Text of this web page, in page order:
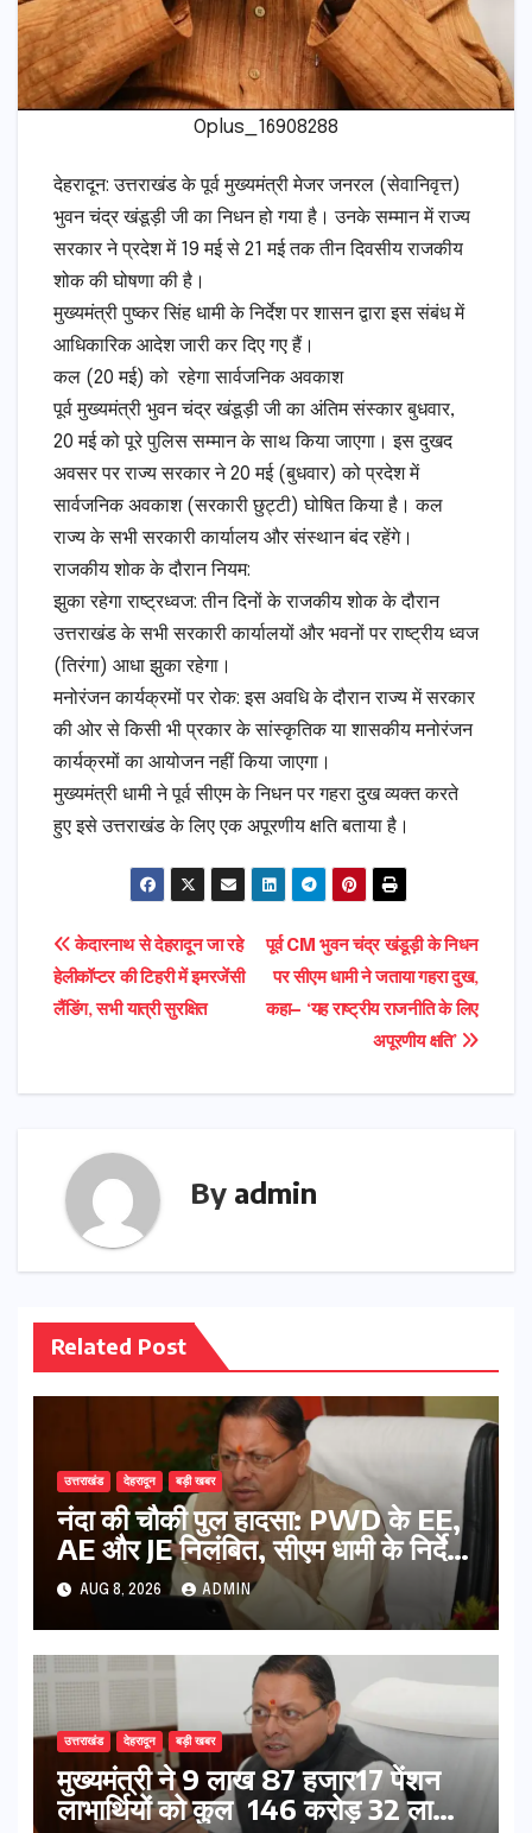
Oplus_16908288
देहरादून: उत्तराखंड के पूर्व मुख्यमंत्री मेजर जनरल (सेवानिवृत्त)
भुवन चंद्र खंडूड़ी जी का निधन हो गया है। उनके सम्मान में राज्य
सरकार ने प्रदेश में 19 मई से 21 मई तक तीन दिवसीय राजकीय
शोक की घोषणा की है।
​मुख्यमंत्री पुष्कर सिंह धामी के निर्देश पर शासन द्वारा इस संबंध में
आधिकारिक आदेश जारी कर दिए गए हैं।
​कल (20 मई) को रहेगा सार्वजनिक अवकाश
​पूर्व मुख्यमंत्री भुवन चंद्र खंडूड़ी जी का अंतिम संस्कार बुधवार,
20 मई को पूरे पुलिस सम्मान के साथ किया जाएगा। इस दुखद
अवसर पर राज्य सरकार ने 20 मई (बुधवार) को प्रदेश में
सार्वजनिक अवकाश (सरकारी छुट्टी) घोषित किया है। कल
राज्य के सभी सरकारी कार्यालय और संस्थान बंद रहेंगे।
​राजकीय शोक के दौरान नियम:
​झुका रहेगा राष्ट्रध्वज: तीन दिनों के राजकीय शोक के दौरान
उत्तराखंड के सभी सरकारी कार्यालयों और भवनों पर राष्ट्रीय ध्वज
(तिरंगा) आधा झुका रहेगा।
​मनोरंजन कार्यक्रमों पर रोक: इस अवधि के दौरान राज्य में सरकार
की ओर से किसी भी प्रकार के सांस्कृतिक या शासकीय मनोरंजन
कार्यक्रमों का आयोजन नहीं किया जाएगा।
​मुख्यमंत्री धामी ने पूर्व सीएम के निधन पर गहरा दुख व्यक्त करते
हुए इसे उत्तराखंड के लिए एक अपूरणीय क्षति बताया है।
Post
navigation
पूर्व CM भुवन चंद्र खंडूड़ी के निधन
पर सीएम धामी ने जताया गहरा दुख,
कहा— ‘यह राष्ट्रीय राजनीति के लिए
अपूरणीय क्षति’
केदारनाथ से देहरादून जा रहे
हेलीकॉप्टर की टिहरी में इमरजेंसी
लैंडिंग, सभी यात्री सुरक्षित
By admin
Related Post
उत्तराखंड देहरादून बड़ी खबर
नंदा की चौकी पुल हादसा: PWD के EE,
AE और JE निलंबित, सीएम धामी के निर्देश
पर सख्त कार्रवाई
AUG 8, 2026 ADMIN
उत्तराखंड देहरादून बड़ी खबर
मुख्यमंत्री ने 9 लाख 87 हजार17 पेंशन
लाभार्थियों को कुल 146 करोड़ 32 लाख